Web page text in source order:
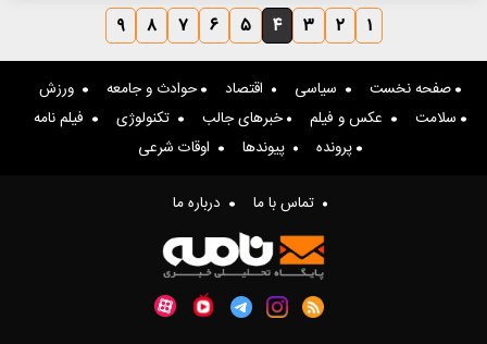
۱ ۲ ۳ ۴ ۵ ۶ ۷ ۸ ۹
صفحه نخست سیاسی اقتصاد حوادث و جامعه
ورزش
سلامت
عکس و فیلم خبرهای جالب تکنولوژی
فیلم نامه
پرونده
پیوندها اوقات شرعی
تماس با ما درباره ما